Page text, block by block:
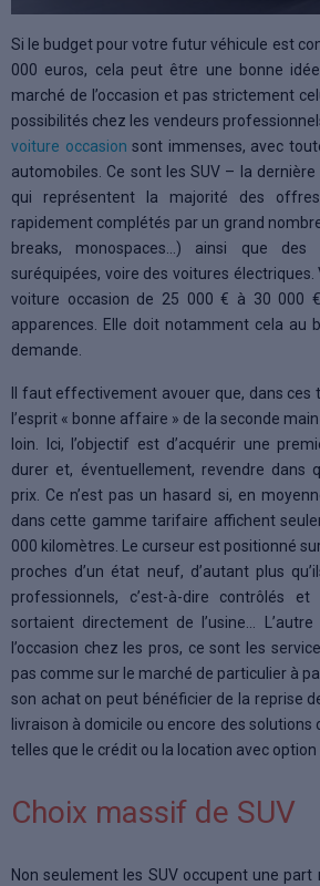
Si le budget pour votre futur véhicule est
000 euros, cela peut être une bonne
marché de l’occasion et pas strictement
possibilités chez les vendeurs
voiture occasion sont immenses, avec
automobiles. Ce sont les SUV – la
qui représentent la majorité des
rapidement complétés par un grand
breaks, monospaces…) ainsi que des
suréquipées, voire des voitures électriques.
voiture occasion de 25 000 € à 30 000
apparences. Elle doit notamment cela au
demande.
Il faut effectivement avouer que, dans
l’esprit « bonne affaire » de la seconde
loin. Ici, l’objectif est d’acquérir une
durer et, éventuellement, revendre dans
prix. Ce n’est pas un hasard si, en
dans cette gamme tarifaire affichent
000 kilomètres. Le curseur est positionné
proches d’un état neuf, d’autant plus
professionnels, c’est-à-dire contrôlés et
sortaient directement de l’usine…
l’occasion chez les pros, ce sont les
pas comme sur le marché de particulier à
son achat on peut bénéficier de la reprise
livraison à domicile ou encore des
telles que le crédit ou la location avec option
Choix massif de SUV
Non seulement les SUV occupent une